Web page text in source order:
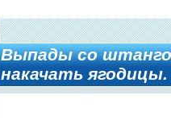
Выпады со
накачать